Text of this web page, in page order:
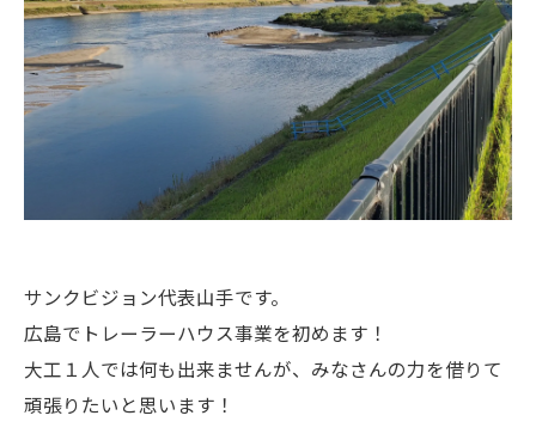
サンクビジョン代表山手です。
広島でトレーラーハウス事業を初めます！
大工１人では何も出来ませんが、みなさんの力を借りて
頑張りたいと思います！